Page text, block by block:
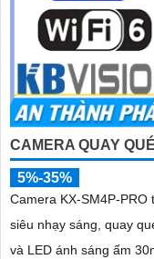
CAMERA QUAY
5%-35%
Camera KX-SM4P-
siêu nhạy sáng, quay
và LED ánh sáng ấm 30m. Công nghệ AI-ISP kết hợp cảm